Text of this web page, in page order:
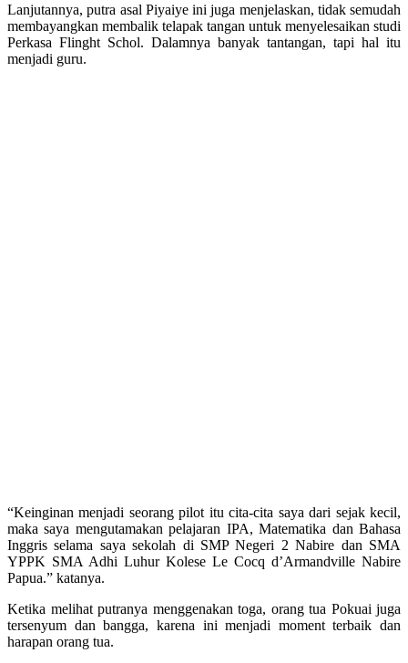
Lanjutannya, putra asal Piyaiye ini juga menjelaskan, tidak semudah
membayangkan membalik telapak tangan untuk menyelesaikan studi
Perkasa Flinght Schol. Dalamnya banyak tantangan, tapi hal itu
menjadi guru.
“Keinginan menjadi seorang pilot itu cita-cita saya dari sejak kecil,
maka saya mengutamakan pelajaran IPA, Matematika dan Bahasa
Inggris selama saya sekolah di SMP Negeri 2 Nabire dan SMA
YPPK SMA Adhi Luhur Kolese Le Cocq d’Armandville Nabire
Papua.” katanya.
Ketika melihat putranya menggenakan toga, orang tua Pokuai juga
tersenyum dan bangga, karena ini menjadi moment terbaik dan
harapan orang tua.